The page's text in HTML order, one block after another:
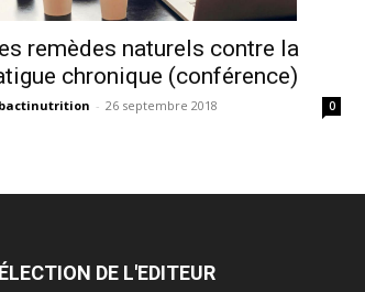
remèdes naturels contre la
chronique (conférence)
- 26 septembre 2018 0
DE L'EDITEUR